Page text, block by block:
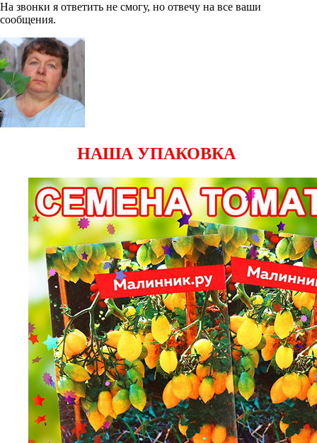
На звонки я ответить не смогу, но отвечу на все ваши
сообщения.
НАША УПАКОВКА